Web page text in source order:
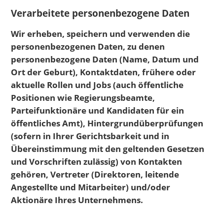
Verarbeitete personenbezogene Daten
Wir erheben, speichern und verwenden die
personenbezogenen Daten, zu denen
personenbezogene Daten (Name, Datum und
Ort der Geburt), Kontaktdaten, frühere oder
aktuelle Rollen und Jobs (auch öffentliche
Positionen wie Regierungsbeamte,
Parteifunktionäre und Kandidaten für ein
öffentliches Amt), Hintergrundüberprüfungen
(sofern in Ihrer Gerichtsbarkeit und in
Übereinstimmung mit den geltenden Gesetzen
und Vorschriften zulässig) von Kontakten
gehören, Vertreter (Direktoren, leitende
Angestellte und Mitarbeiter) und/oder
Aktionäre Ihres Unternehmens.